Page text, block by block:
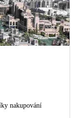
nakupování